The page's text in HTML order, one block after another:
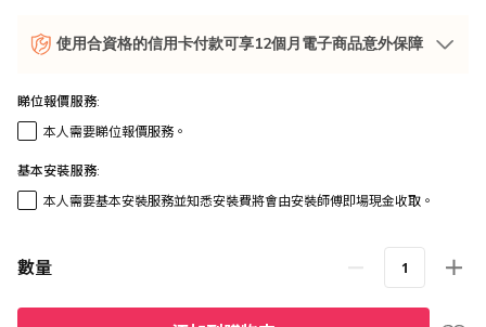
使用合資格的信用卡付款可享12個月電子商品意外保障
睇位報價服務:
本人需要睇位報價服務。
基本安裝服務:
本人需要基本安裝服務並知悉安裝費將會由安裝師傅即場現金收取。
數量